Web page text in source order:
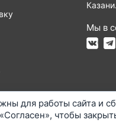
Казани.
Мы в
Карта
для работы сайта и
чтобы